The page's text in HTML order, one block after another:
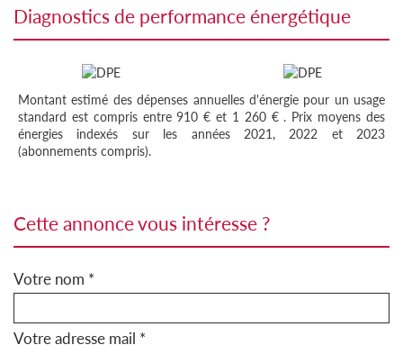
diagnostics de performance énergétique
Montant estimé des dépenses annuelles d'énergie pour un usage
standard est compris entre 910 € et 1 260 € . Prix moyens des
énergies indexés sur les années 2021, 2022 et 2023
(abonnements compris).
cette annonce vous intéresse ?
Votre nom *
Votre adresse mail *